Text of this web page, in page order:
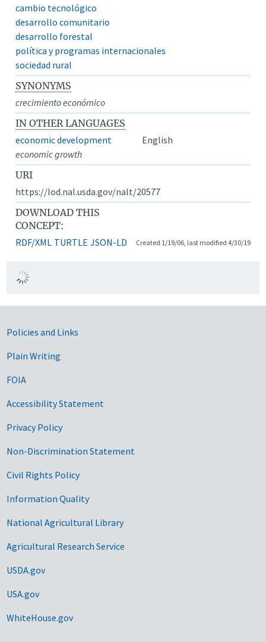
cambio tecnológico
desarrollo comunitario
desarrollo forestal
política y programas internacionales
sociedad rural
SYNONYMS
crecimiento económico
IN OTHER LANGUAGES
economic development
English
economic growth
URI
https://lod.nal.usda.gov/nalt/20577
DOWNLOAD THIS
CONCEPT:
RDF/XML TURTLE JSON-LD Created 1/19/06, last modified 4/30/19
Government Links
Policies and Links
Plain Writing
FOIA
Accessibility Statement
Privacy Policy
Non-Discrimination Statement
Civil Rights Policy
Information Quality
National Agricultural Library
Agricultural Research Service
USDA.gov
USA.gov
WhiteHouse.gov